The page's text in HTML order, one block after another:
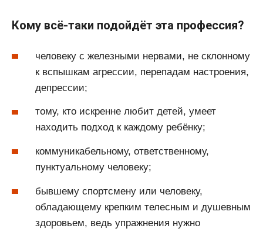
Кому всё-таки подойдёт эта профессия?
человеку с железными нервами, не склонному
к вспышкам агрессии, перепадам настроения,
депрессии;
тому, кто искренне любит детей, умеет
находить подход к каждому ребёнку;
коммуникабельному, ответственному,
пунктуальному человеку;
бывшему спортсмену или человеку,
обладающему крепким телесным и душевным
здоровьем, ведь упражнения нужно